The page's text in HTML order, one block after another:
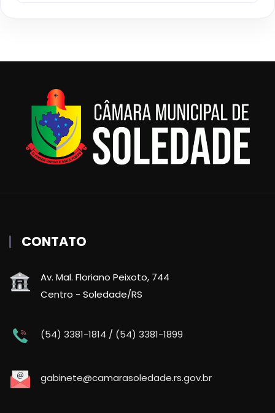
CONTATO
Av. Mal. Floriano Peixoto, 744
Centro - Soledade/RS
(54) 3381-1814 / (54) 3381-1899
gabinete@camarasoledade.rs.gov.br